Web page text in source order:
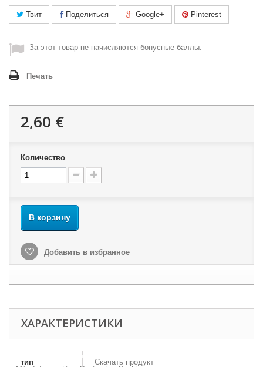
Твит Поделиться Google+ Pinterest
За этот товар не начисляются бонусные баллы.
Печать
2,60 €
Количество
В корзину
Добавить в избранное
ХАРАКТЕРИСТИКИ
тип Скачать продукт
you are accepting their use if you keep browsing the website.